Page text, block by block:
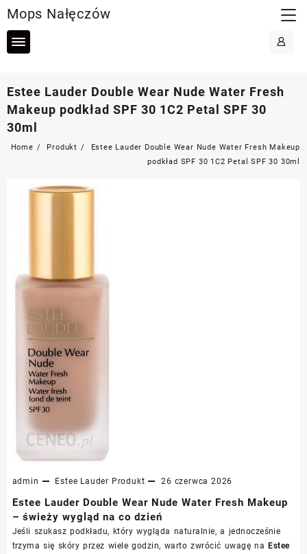
to
content
Mops Nałęczów
Estee Lauder Double Wear Nude Water Fresh
Makeup podkład SPF 30 1C2 Petal SPF 30
30ml
Home Produkt
Estee Lauder Double Wear Nude Water Fresh Makeup
podkład SPF 30 1C2 Petal SPF 30 30ml
admin Estee Lauder Produkt 26 czerwca 2026
Estee Lauder Double Wear Nude Water Fresh Makeup
– świeży wygląd na co dzień
Jeśli szukasz podkładu, który wygląda naturalnie, a jednocześnie
trzyma się skóry przez wiele godzin, warto zwrócić uwagę naEstee